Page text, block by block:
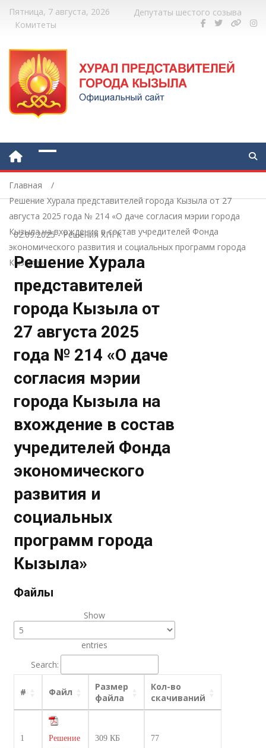
Пятница, 7 августа, 2026
Депутаты шестого созыва
Комитеты
Главная
Решение Хурала представителей города Кызыла от 27
августа 2025 года № 214 «О даче согласия мэрии города
Кызыла на вхождение в состав учредителей Фонда
экономического развития и социальных программ города
Кызыла»
02.09.2025- Решения ХПГК
Решение Хурала
представителей
города Кызыла от
27 августа 2025
года № 214 «О даче
согласия мэрии
города Кызыла на
вхождение в состав
учредителей Фонда
экономического
развития и
социальных
программ города
Кызыла»
Файлы
Show
entries
Search:
# Файл
Размер
файла
Кол-во
скачиваний
1
Решение
309 КБ 77